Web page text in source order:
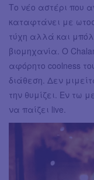
Το νέο αστέρι που
καταφτάνει με
τύχη αλλά και
βιομηχανία. Ο
αφόρητο coolness
διάθεση. Δεν
την θυμίζει. Εν τω
να παίζει live.